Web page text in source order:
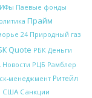
Паевые фонды
Прайм
24 Природный газ
Quote РБК Деньги
Новости РЦБ Рамблер
менеджмент Ритейл
США Санкции